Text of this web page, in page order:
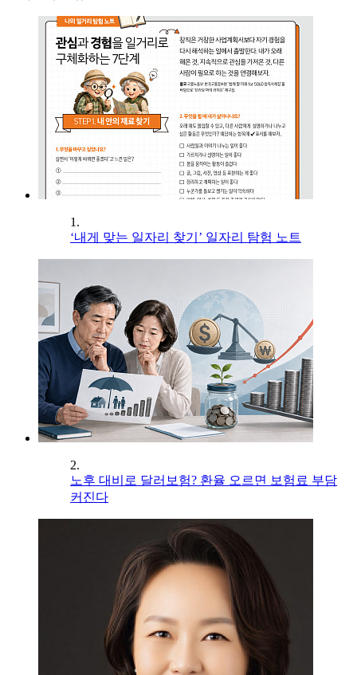
1.
‘내게 맞는 일자리 찾기’ 일자리 탐험 노트
2.
노후 대비로 달러보험? 환율 오르면 보험료 부담
커진다